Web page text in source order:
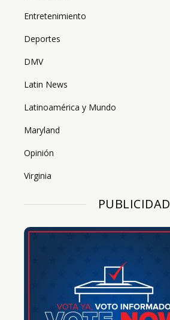
Entretenimiento
Deportes
DMV
Latin News
Latinoamérica y Mundo
Maryland
Opinión
Virginia
PUBLICIDAD